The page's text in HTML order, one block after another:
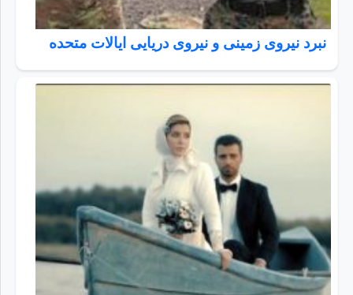
نبرد نیروی زمینی و نیروی دریایی ایالات متحده